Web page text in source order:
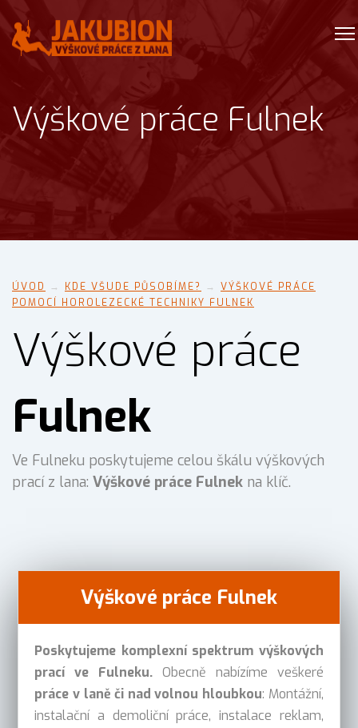
Výškové práce Fulnek
ÚVOD → KDE VŠUDE PŮSOBÍME? → VÝŠKOVÉ PRÁCE
POMOCÍ HOROLEZECKÉ TECHNIKY FULNEK
Výškové práce
Fulnek
Ve Fulneku poskytujeme celou škálu výškových
prací z lana: Výškové práce Fulnek na klíč.
Výškové práce Fulnek
Poskytujeme komplexní spektrum výškových
prací ve Fulneku. Obecně nabízíme veškeré
práce v laně či nad volnou hloubkou: Montážní,
instalační a demoliční práce, instalace reklam,